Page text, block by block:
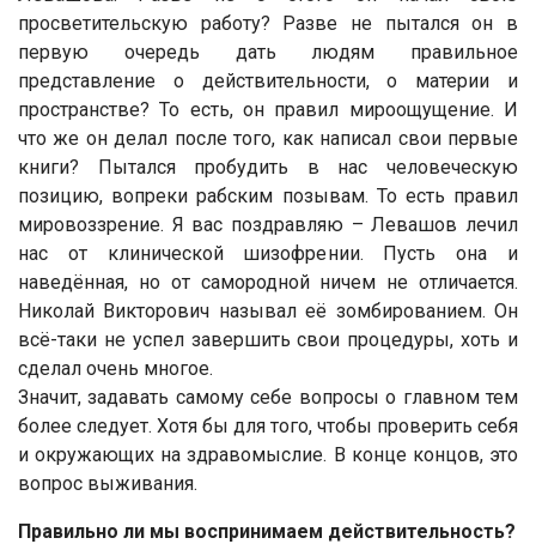
просветительскую работу? Разве не пытался он в
первую очередь дать людям правильное
представление о действительности, о материи и
пространстве? То есть, он правил мироощущение. И
что же он делал после того, как написал свои первые
книги? Пытался пробудить в нас человеческую
позицию, вопреки рабским позывам. То есть правил
мировоззрение. Я вас поздравляю – Левашов лечил
нас от клинической шизофрении. Пусть она и
наведённая, но от самородной ничем не отличается.
Николай Викторович называл её зомбированием. Он
всё-таки не успел завершить свои процедуры, хоть и
сделал очень многое.
Значит, задавать самому себе вопросы о главном тем
более следует. Хотя бы для того, чтобы проверить себя
и окружающих на здравомыслие. В конце концов, это
вопрос выживания.
Правильно ли мы воспринимаем действительность?